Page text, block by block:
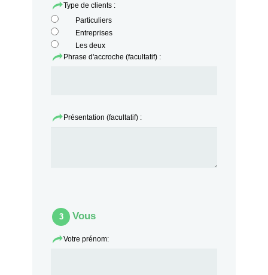
Type de clients :
Particuliers
Entreprises
Les deux
Phrase d'accroche (facultatif) :
Présentation (facultatif) :
3 Vous
Votre prénom: